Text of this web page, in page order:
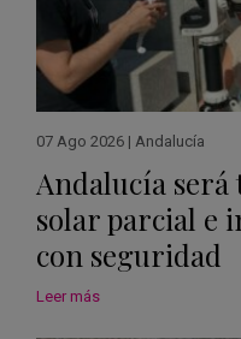
07 Ago 2026 | Andalucía
Andalucía será
solar parcial e
con seguridad
Leer más